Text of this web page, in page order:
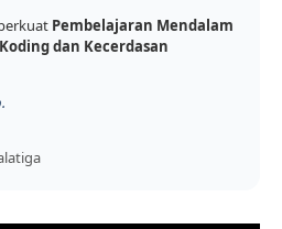
Pembelajaran Mendalam
dan Kecerdasan